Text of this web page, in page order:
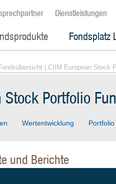
Dienstleistungen
Fondsplatz
| CIIM European Stock
Stock Portfolio
Wertentwicklung Portfolio
und Berichte